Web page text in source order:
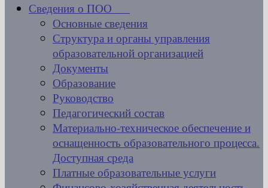
Сведения о ПОО
Основные сведения
Структура и органы управления
образовательной организацией
Документы
Образование
Руководство
Педагогический состав
Материально-техническое обеспечение и
оснащенность образовательного процесса.
Доступная среда
Платные образовательные услуги